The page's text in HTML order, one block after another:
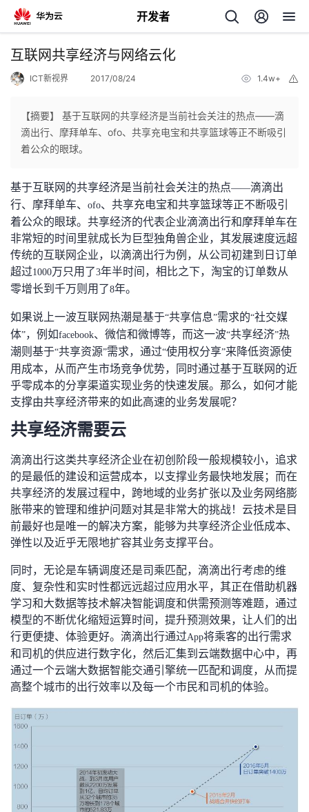
开发者
返
人
主
页
我
的
开
者
我
的
博
客
我
的
论
坛
我
的
圈
子
我
的
直
播
我
的
活
动
我
的
关
注
我
的
开
发
堂
我
的
Programs
我
的
互联网共享经济与网络云化
ICT新视界 2017/08/24 1.4w+
【摘要】 基于互联网的共享经济是当前社会关注的热点——滴
滴出行、摩拜单车、ofo、共享充电宝和共享篮球等正不断吸引
着公众的眼球。
基于互联网的共享经济是当前社会关注的热点——滴滴出
行、摩拜单车、 ofo、共享充电宝和共享篮球等正不断吸引
着公众的眼球。共享经济的代表企业滴滴出行和摩拜单车在
非常短的时间里就成长为巨型独角兽企业，其发展速度远超
传统的互联网企业，以滴滴出行为例，从公司初建到日订单
超过1000万只用了3年半时间，相比之下，淘宝的订单数从
零增长到千万则用了8年。
如果说上一波互联网热潮是基于“共享信息”需求的“社交媒
体”，例如facebook、微信和微博等，而这一波“共享经济”热
潮则基于“共享资源”需求，通过“使用权分享”来降低资源使
用成本，从而产生市场竞争优势，同时通过基于互联网的近
乎零成本的分享渠道实现业务的快速发展。那么，如何才能
支撑由共享经济带来的如此高速的业务发展呢？
共享经济需要云
滴滴出行这类共享经济企业在初创阶段一般规模较小，追求
的是最低的建设和运营成本，以支撑业务最快地发展；而在
共享经济的发展过程中，跨地域的业务扩张以及业务网络膨
胀带来的管理和维护问题对其是非常大的挑战！云技术是目
前最好也是唯一的解决方案，能够为共享经济企业低成本、
弹性以及近乎无限地扩容其业务支撑平台。
同时，无论是车辆调度还是司乘匹配，滴滴出行考虑的维
度、复杂性和实时性都远远超过应用水平，其正在借助机器
学习和大数据等技术解决智能调度和供需预测等难题，通过
模型的不断优化缩短运算时间，提升预测效果，让人们的出
行更便捷、体验更好。滴滴出行通过App将乘客的出行需求
和司机的供应进行数字化，然后汇集到云端数据中心中，再
通过一个云端大数据智能交通引擎统一匹配和调度，从而提
高整个城市的出行效率以及每一个市民和司机的体验。